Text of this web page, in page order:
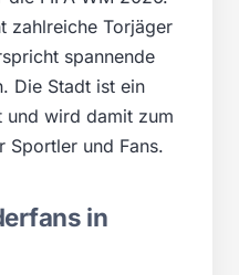
zahlreiche Torjäger
spannende
Die Stadt ist ein
und wird damit zum
Sportler und Fans.
in